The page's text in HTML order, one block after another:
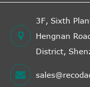
3F, Sixth
Hengnan
District,